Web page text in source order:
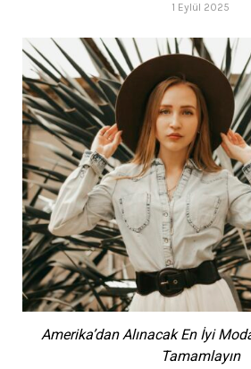
1 Eylül 2025
Amerika’dan Alınacak En İyi
Tamamlayın